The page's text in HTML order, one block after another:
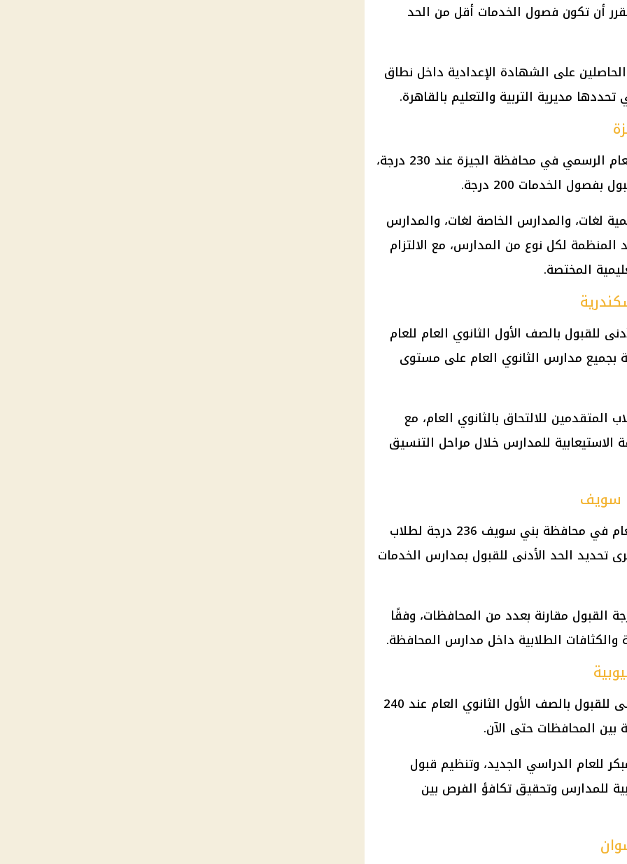
2026/2027، فيما تقرر أن تكون فصول الخدمات أقل من الحد
على الشهادة الإعدادية داخل نطاق
مديرية التربية والتعليم بالقاهرة.
جاء الحد الأدنى للقبول بالثانوي العام الرسمي في محافظة الجيزة عند 230 درجة،
الخدمات 200 درجة.
لغات، والمدارس الخاصة لغات، والمدارس
المنظمة لكل نوع من المدارس، مع الالتزام
المختصة.
للقبول بالصف الأول الثانوي العام للعام
2026/2027 عند 215 درجة بجميع مدارس الثانوي العام على مستوى
للالتحاق بالثانوي العام، مع
الاستيعابية للمدارس خلال مراحل التنسيق
سويف
بلغ الحد الأدنى للقبول بالثانوي العام في محافظة بني سويف 236 درجة لطلاب
تحديد الحد الأدنى للقبول بمدارس الخدمات
القبول مقارنة بعدد من المحافظات، وفقًا
الطلابية داخل مدارس المحافظة.
حددت محافظة القليوبية الحد الأدنى للقبول بالصف الأول الثانوي العام عند 240
بين المحافظات حتى الآن.
للعام الدراسي الجديد، وتنظيم قبول
للمدارس وتحقيق تكافؤ الفرص بين